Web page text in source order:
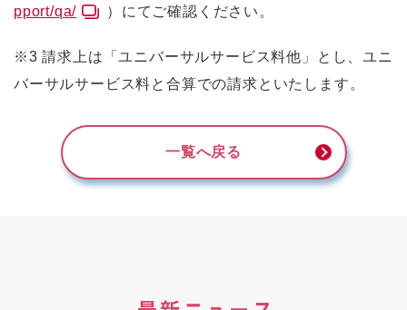
pport/qa/
）にてご確認ください。
※3 請求上は「ユニバーサルサービス料他」とし、ユニ
バーサルサービス料と合算での請求といたします。
一覧へ戻る